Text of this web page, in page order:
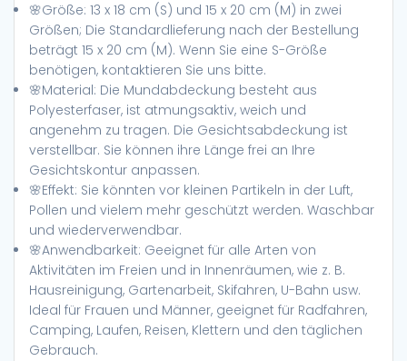
🌸Größe: 13 x 18 cm (S) und 15 x 20 cm (M) in zwei
Größen; Die Standardlieferung nach der Bestellung
beträgt 15 x 20 cm (M). Wenn Sie eine S-Größe
benötigen, kontaktieren Sie uns bitte.
🌸Material: Die Mundabdeckung besteht aus
Polyesterfaser, ist atmungsaktiv, weich und
angenehm zu tragen. Die Gesichtsabdeckung ist
verstellbar. Sie können ihre Länge frei an Ihre
Gesichtskontur anpassen.
🌸Effekt: Sie könnten vor kleinen Partikeln in der Luft,
Pollen und vielem mehr geschützt werden. Waschbar
und wiederverwendbar.
🌸Anwendbarkeit: Geeignet für alle Arten von
Aktivitäten im Freien und in Innenräumen, wie z. B.
Hausreinigung, Gartenarbeit, Skifahren, U-Bahn usw.
Ideal für Frauen und Männer, geeignet für Radfahren,
Camping, Laufen, Reisen, Klettern und den täglichen
Gebrauch.